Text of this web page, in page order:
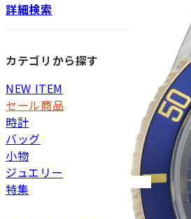
詳細検索
カテゴリから探す
NEW ITEM
セール商品
時計
バッグ
小物
ジュエリー
特集